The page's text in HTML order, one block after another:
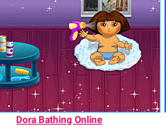
Dora Bathing Online